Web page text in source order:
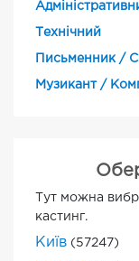
Технічний
Письменник /
Музикант /
Тут можна
кастинг.
Київ (57247)